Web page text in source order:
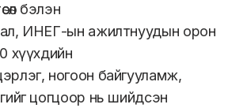
бэлэн
ИНЕГ-ын ажилтнуудын орон
хүүхдийн
ногоон байгууламж,
цогцоор нь шийдсэн